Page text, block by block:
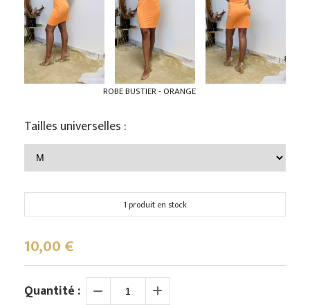
ROBE BUSTIER - ORANGE
Tailles universelles :
1 produit en stock
10,00€
Quantité :